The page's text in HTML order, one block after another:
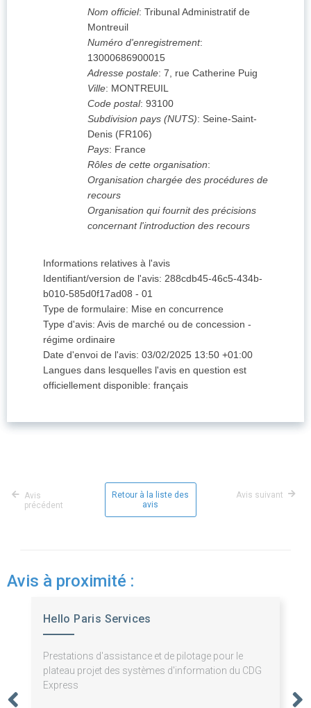
Nom officiel: Tribunal Administratif de
Montreuil
Numéro d'enregistrement:
13000686900015
Adresse postale: 7, rue Catherine Puig
Ville: MONTREUIL
Code postal: 93100
Subdivision pays (NUTS): Seine-Saint-
Denis (FR106)
Pays: France
Rôles de cette organisation:
Organisation chargée des procédures de
recours
Organisation qui fournit des précisions
concernant l'introduction des recours
Informations relatives à l'avis
Identifiant/version de l'avis: 288cdb45-46c5-434b-
b010-585d0f17ad08 - 01
Type de formulaire: Mise en concurrence
Type d'avis: Avis de marché ou de concession -
régime ordinaire
Date d'envoi de l'avis: 03/02/2025 13:50 +01:00
Langues dans lesquelles l'avis en question est
officiellement disponible: français
Avis
précédent
Retour à la liste des
avis
Avis suivant
Avis à proximité :
Hello Paris Services
Prestations d'assistance et de pilotage pour le
plateau projet des systèmes d'information du CDG
Express